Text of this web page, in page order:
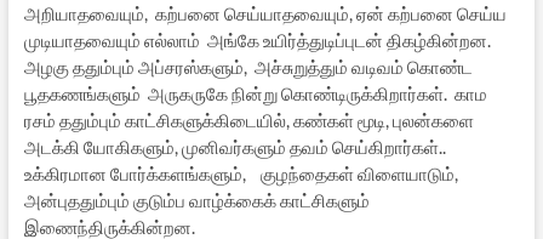
அறியாதவையும், கற்பனை செய்யாதவையும், ஏன் கற்பனை செய்ய
முடியாதவையும் எல்லாம் அங்கே உயிர்த்துடிப்புடன் திகழ்கின்றன.
அழகு ததும்பும் அப்சரஸ்களும், அச்சுறுத்தும் வடிவம் கொண்ட
பூதகணங்களும் அருகருகே நின்று கொண்டிருக்கிறார்கள். காம
ரசம் ததும்பும் காட்சிகளுக்கிடையில், கண்கள் மூடி, புலன்களை
அடக்கி யோகிகளும், முனிவர்களும் தவம் செய்கிறார்கள்..
உக்கிரமான போர்க்களங்களும், குழந்தைகள் விளையாடும்,
அன்புததும்பும் குடும்ப வாழ்க்கைக் காட்சிகளும்
இணைந்திருக்கின்றன.